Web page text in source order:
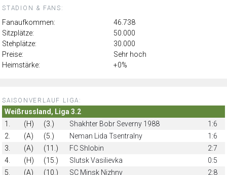
STADION & FANS:
Fanaufkommen:
46.738
Sitzplätze:
50.000
Stehplätze:
30.000
Preise:
Sehr hoch
Heimstärke:
+0%
SAISONVERLAUF LIGA:
Weißrussland, Liga 3.2
1.
(H) (3.) Shakhter Bobr Severny 1988
1:6
2.
(A) (5.) Neman Lida Tsentralny
1:6
3.
(A) (11.) FC Shlobin
2:7
4.
(H) (15.) Slutsk Vasilievka
0:5
5.
(A) (10.) SC Minsk Nizhny
2:8